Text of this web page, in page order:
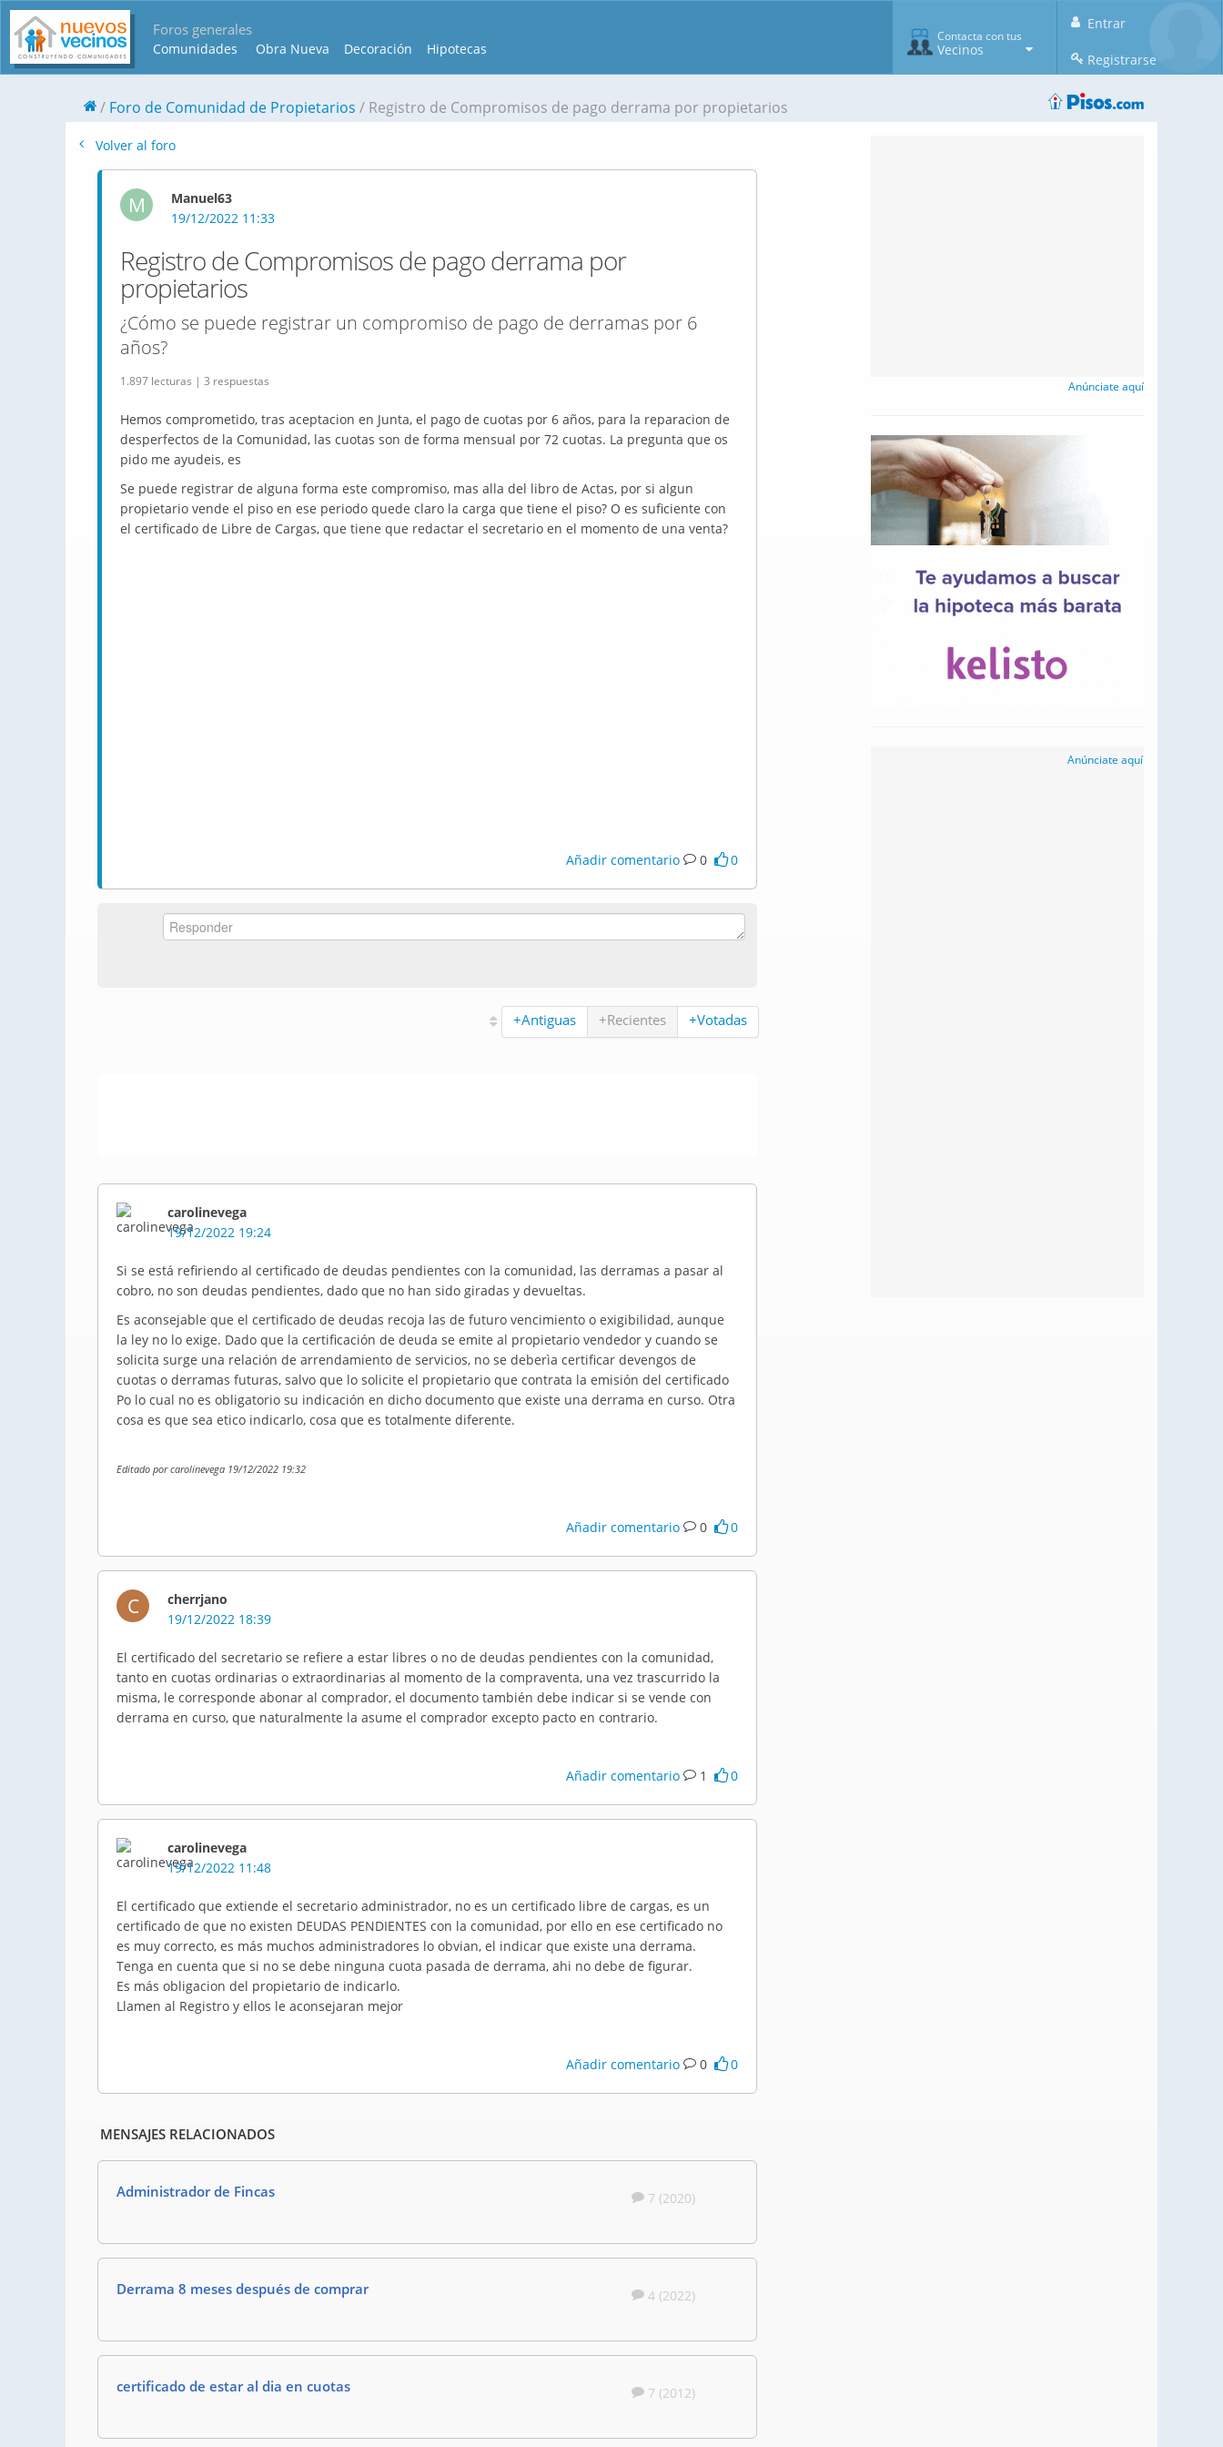
Foros generales
Comunidades Obra Nueva Decoración Hipotecas
Entrar
Registrarse
Contacta con tus
Vecinos
Foro de Comunidad de Propietarios Registro de Compromisos de pago derrama por propietarios
Volver al foro
M
Manuel63
19/12/2022 11:33
Registro de Compromisos de pago derrama por
propietarios
¿Cómo se puede registrar un compromiso de pago de derramas por 6
años?
1.897 lecturas | 3 respuestas
Hemos comprometido, tras aceptacion en Junta, el pago de cuotas por 6 años, para la reparacion de
desperfectos de la Comunidad, las cuotas son de forma mensual por 72 cuotas. La pregunta que os
pido me ayudeis, es
Se puede registrar de alguna forma este compromiso, mas alla del libro de Actas, por si algun
propietario vende el piso en ese periodo quede claro la carga que tiene el piso? O es suficiente con
el certificado de Libre de Cargas, que tiene que redactar el secretario en el momento de una venta?
Añadir comentario 0 0
+Antiguas +Recientes +Votadas
carolinevega
19/12/2022 19:24
Si se está refiriendo al certificado de deudas pendientes con la comunidad, las derramas a pasar al
cobro, no son deudas pendientes, dado que no han sido giradas y devueltas.
Es aconsejable que el certificado de deudas recoja las de futuro vencimiento o exigibilidad, aunque
la ley no lo exige. Dado que la certificación de deuda se emite al propietario vendedor y cuando se
solicita surge una relación de arrendamiento de servicios, no se deberìa certificar devengos de
cuotas o derramas futuras, salvo que lo solicite el propietario que contrata la emisión del certificado
Po lo cual no es obligatorio su indicación en dicho documento que existe una derrama en curso. Otra
cosa es que sea etico indicarlo, cosa que es totalmente diferente.
Editado por carolinevega 19/12/2022 19:32
Añadir comentario 0 0
C
cherrjano
19/12/2022 18:39
El certificado del secretario se refiere a estar libres o no de deudas pendientes con la comunidad,
tanto en cuotas ordinarias o extraordinarias al momento de la compraventa, una vez trascurrido la
misma, le corresponde abonar al comprador, el documento también debe indicar si se vende con
derrama en curso, que naturalmente la asume el comprador excepto pacto en contrario.
Añadir comentario 1 0
carolinevega
19/12/2022 11:48
El certificado que extiende el secretario administrador, no es un certificado libre de cargas, es un
certificado de que no existen DEUDAS PENDIENTES con la comunidad, por ello en ese certificado no
es muy correcto, es más muchos administradores lo obvian, el indicar que existe una derrama.
Tenga en cuenta que si no se debe ninguna cuota pasada de derrama, ahi no debe de figurar.
Es más obligacion del propietario de indicarlo.
Llamen al Registro y ellos le aconsejaran mejor
Añadir comentario 0 0
MENSAJES RELACIONADOS
Administrador de Fincas 7 (2020)
Derrama 8 meses después de comprar 4 (2022)
certificado de estar al dia en cuotas 7 (2012)
Anúnciate aquí
Anúnciate aquí